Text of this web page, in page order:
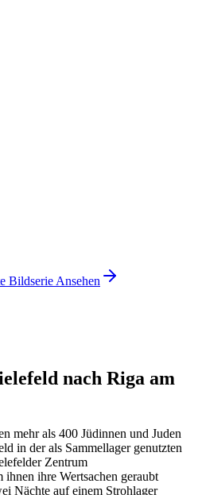
Bildserie Ansehen
nach Riga am
mehr als 400 Jüdinnen und Juden
in der als Sammellager genutzten
Zentrum
ihnen ihre Wertsachen geraubt
Nächte auf einem Strohlager